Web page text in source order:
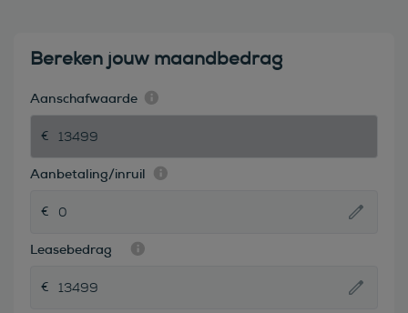
Bereken jouw maandbedrag
Aanschafwaarde
Aanbetaling/inruil
Leasebedrag